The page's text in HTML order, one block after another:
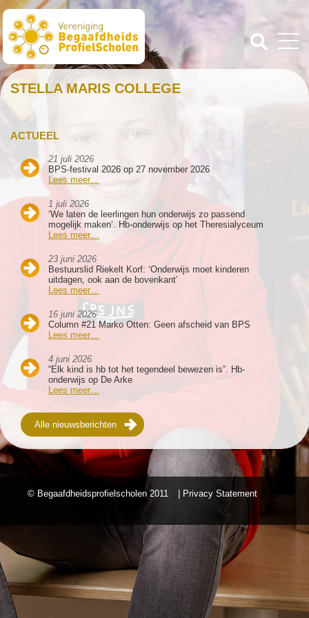
ACTUEEL
21 juli 2026
BPS-festival 2026 op 27 november 2026
Lees meer…
1 juli 2026
‘We laten de leerlingen hun onderwijs zo passend
mogelijk maken’. Hb-onderwijs op het Theresialyceum
Lees meer…
23 juni 2026
Bestuurslid Riekelt Korf: ‘Onderwijs moet kinderen
uitdagen, ook aan de bovenkant’
Lees meer…
16 juni 2026
Column #21 Marko Otten: Geen afscheid van BPS
Lees meer…
4 juni 2026
“Elk kind is hb tot het tegendeel bewezen is”. Hb-
onderwijs op De Arke
Lees meer…
Alle nieuwsberichten
STELLA MARIS COLLEGE
© Begaafdheidsprofielscholen 2011 | Privacy Statement